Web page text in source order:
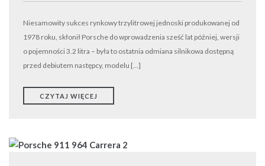
Niesamowity sukces rynkowy trzylitrowej jednoski produkowanej od
1978 roku, skłonił Porsche do wprowadzenia sześć lat później, wersji
o pojemności 3.2 litra – była to ostatnia odmiana silnikowa dostępną
przed debiutem następcy, modelu […]
CZYTAJ WIĘCEJ